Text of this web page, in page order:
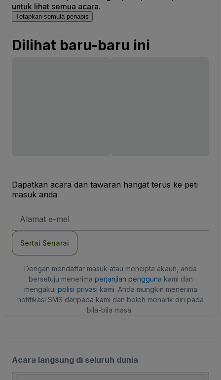
untuk lihat semua acara.
Tetapkan semula penapis
Dilihat baru-baru ini
Dapatkan acara dan tawaran hangat terus ke peti
masuk anda
E-
Sertai Senarai
Dengan mendaftar masuk atau mencipta akaun, anda
bersetuju menerima perjanjian pengguna kami dan
mengakui polisi privasi kami. Anda mungkin menerima
notifikasi SMS daripada kami dan boleh menarik diri pada
bila-bila masa.
Acara langsung di seluruh dunia